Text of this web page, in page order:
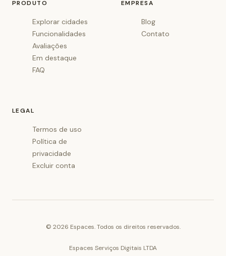
PRODUTO
Explorar cidades
Funcionalidades
Avaliações
Em destaque
FAQ
EMPRESA
Blog
Contato
LEGAL
Termos de uso
Política de
privacidade
Excluir conta
© 2026 Espaces. Todos os direitos reservados.
Espaces Serviços Digitais LTDA